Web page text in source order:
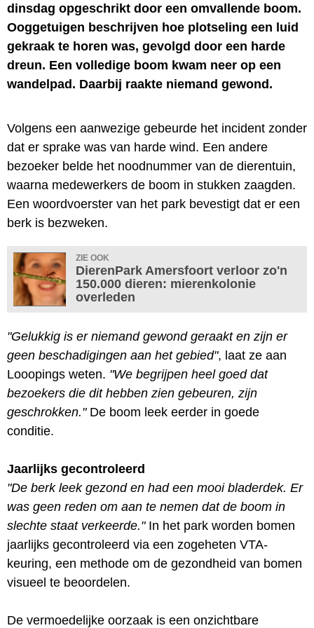
dinsdag opgeschrikt door een omvallende boom.
Ooggetuigen beschrijven hoe plotseling een luid
gekraak te horen was, gevolgd door een harde
dreun. Een volledige boom kwam neer op een
wandelpad. Daarbij raakte niemand gewond.
Volgens een aanwezige gebeurde het incident zonder
dat er sprake was van harde wind. Een andere
bezoeker belde het noodnummer van de dierentuin,
waarna medewerkers de boom in stukken zaagden.
Een woordvoerster van het park bevestigt dat er een
berk is bezweken.
ZIE OOK
DierenPark Amersfoort verloor zo'n
150.000 dieren: mierenkolonie
overleden
"Gelukkig is er niemand gewond geraakt en zijn er
geen beschadigingen aan het gebied", laat ze aan
Looopings weten. "We begrijpen heel goed dat
bezoekers die dit hebben zien gebeuren, zijn
geschrokken."De boom leek eerder in goede
conditie.
Jaarlijks gecontroleerd
"De berk leek gezond en had een mooi bladerdek. Er
was geen reden om aan te nemen dat de boom in
slechte staat verkeerde."In het park worden bomen
jaarlijks gecontroleerd via een zogeheten VTA-
keuring, een methode om de gezondheid van bomen
visueel te beoordelen.
De vermoedelijke oorzaak is een onzichtbare